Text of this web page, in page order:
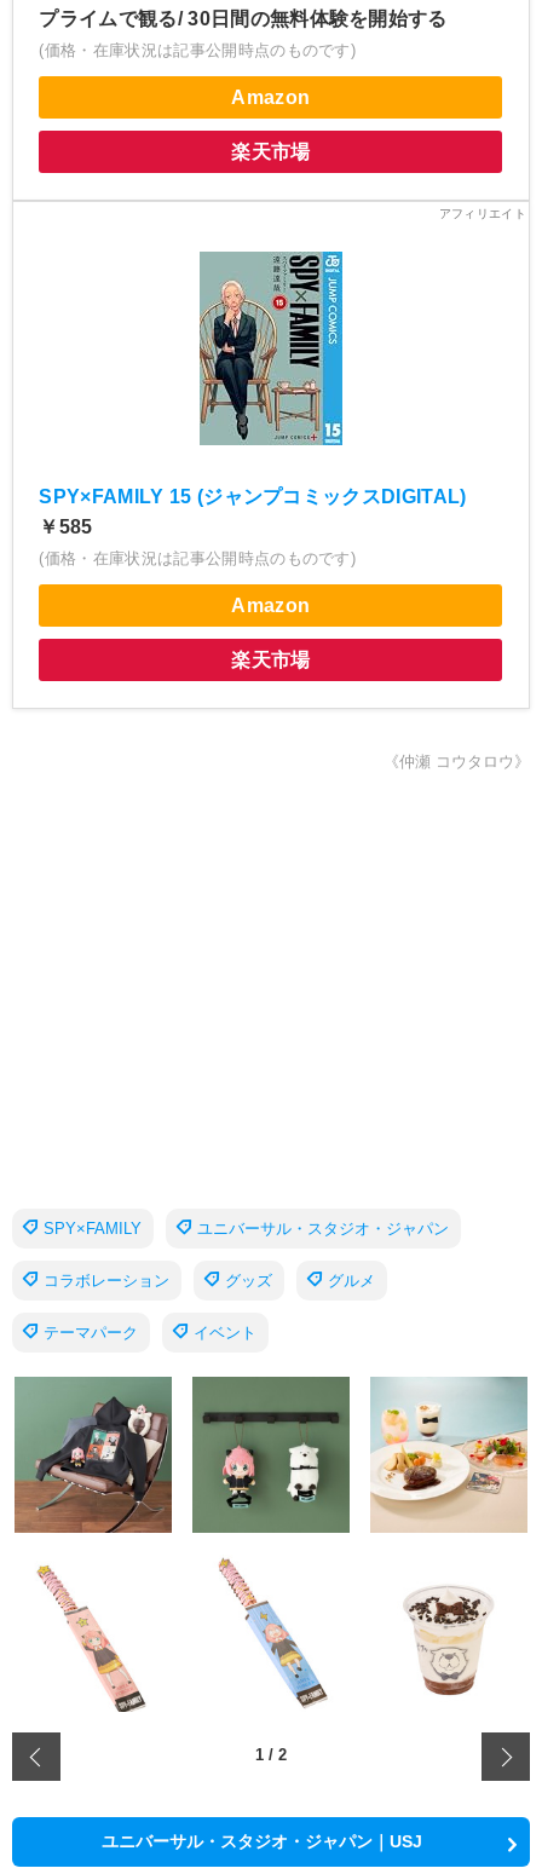
プライムで観る/ 30日間の無料体験を開始する
(価格・在庫状況は記事公開時点のものです)
Amazon
楽天市場
SPY×FAMILY 15 (ジャンプコミックスDIGITAL)
￥585
(価格・在庫状況は記事公開時点のものです)
Amazon
楽天市場
《仲瀬 コウタロウ》
SPY×FAMILY ユニバーサル・スタジオ・ジャパン
コラボレーション グッズ グルメ
テーマパーク イベント
1 / 2
ユニバーサル・スタジオ・ジャパン｜USJ